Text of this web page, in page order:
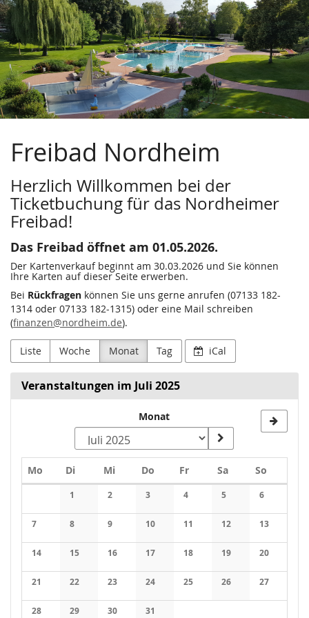
Zum
Haupt-
Inhalt
springen
Freibad
-
Gemeinde
Nordheim
Freibad Nordheim
Herzlich Willkommen bei der
Ticketbuchung für das Nordheimer
Freibad!
Das Freibad öffnet am 01.05.2026.
Der Kartenverkauf beginnt am 30.03.2026 und Sie können
Ihre Karten auf dieser Seite erwerben.
Bei Rückfragen können Sie uns gerne anrufen (07133 182-
1314 oder 07133 182-1315) oder eine Mail schreiben
(finanzen@nordheim.de).
Liste Woche Monat Tag iCal
Veranstaltungen im Juli 2025
Monat
Mo Montag
DiDienstag
MiMittwoch
Do Donnerstag
FrFreitagSaSamstag
So
1
Keine Veranstaltungen
2
Keine Veranstaltungen
3
Keine Veranstaltungen
4
Keine Veranstaltungen
5
Keine
6
Keine
7
Keine Veranstaltungen
8
Keine Veranstaltungen
9
Keine Veranstaltungen
10
Keine Veranstaltungen
11
Keine Veranstaltungen
12
Keine
13
Keine
14
Keine Veranstaltungen
15
Keine Veranstaltungen
16
Keine Veranstaltungen
17
Keine Veranstaltungen
18
Keine Veranstaltungen
19
Keine
20
Keine
21
Keine Veranstaltungen
22
Keine Veranstaltungen
23
Keine Veranstaltungen
24
Keine Veranstaltungen
25
Keine Veranstaltungen
26
Keine
27
Keine
28 29 30 31